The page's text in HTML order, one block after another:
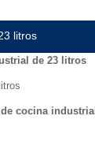
litros
de 23 litros
cocina industrial